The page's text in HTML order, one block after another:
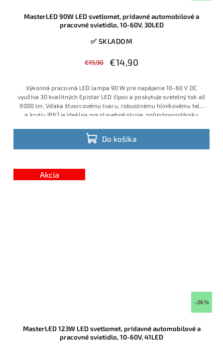
MasterLED 90W LED svetlomet, prídavné automobilové a
pracovné svietidlo, 10-60V, 30LED
✅ SKLADOM
€19,90 €14,90
Do košíka
Výkonná pracovná LED lampa 90 W pre napájanie 10–60 V DC
využíva 30 kvalitných Epistar LED čipov a poskytuje svetelný tok až
9000 lm. Vďaka štvorcovému tvaru, robustnému hliníkovému telu
a krytiu IP67 je ideálna pre stavebné stroje, poľnohospodársku
Akcia
–26 %
MasterLED 123W LED svetlomet, prídavné automobilové a
pracovné svietidlo, 10-60V, 41LED